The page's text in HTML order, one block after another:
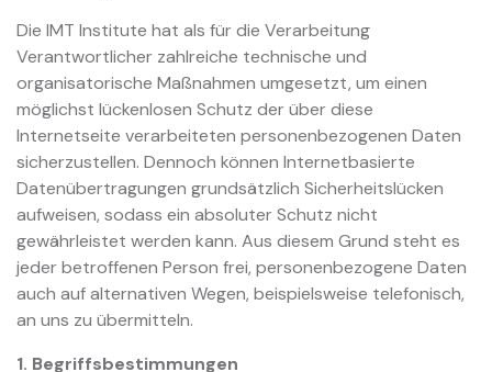
Die IMT Institute hat als für die Verarbeitung
Verantwortlicher zahlreiche technische und
organisatorische Maßnahmen umgesetzt, um einen
möglichst lückenlosen Schutz der über diese
Internetseite verarbeiteten personenbezogenen Daten
sicherzustellen. Dennoch können Internetbasierte
Datenübertragungen grundsätzlich Sicherheitslücken
aufweisen, sodass ein absoluter Schutz nicht
gewährleistet werden kann. Aus diesem Grund steht es
jeder betroffenen Person frei, personenbezogene Daten
auch auf alternativen Wegen, beispielsweise telefonisch,
an uns zu übermitteln.
1. Begriffsbestimmungen